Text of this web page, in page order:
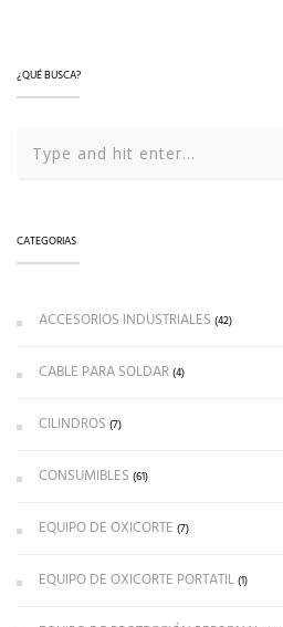
¿QUÉ BUSCA?
CATEGORIAS
ACCESORIOS INDUSTRIALES (42)
CABLE PARA SOLDAR(4)
CILINDROS (7)
CONSUMIBLES (61)
EQUIPO DE OXICORTE (7)
EQUIPO DE OXICORTE PORTATIL(1)